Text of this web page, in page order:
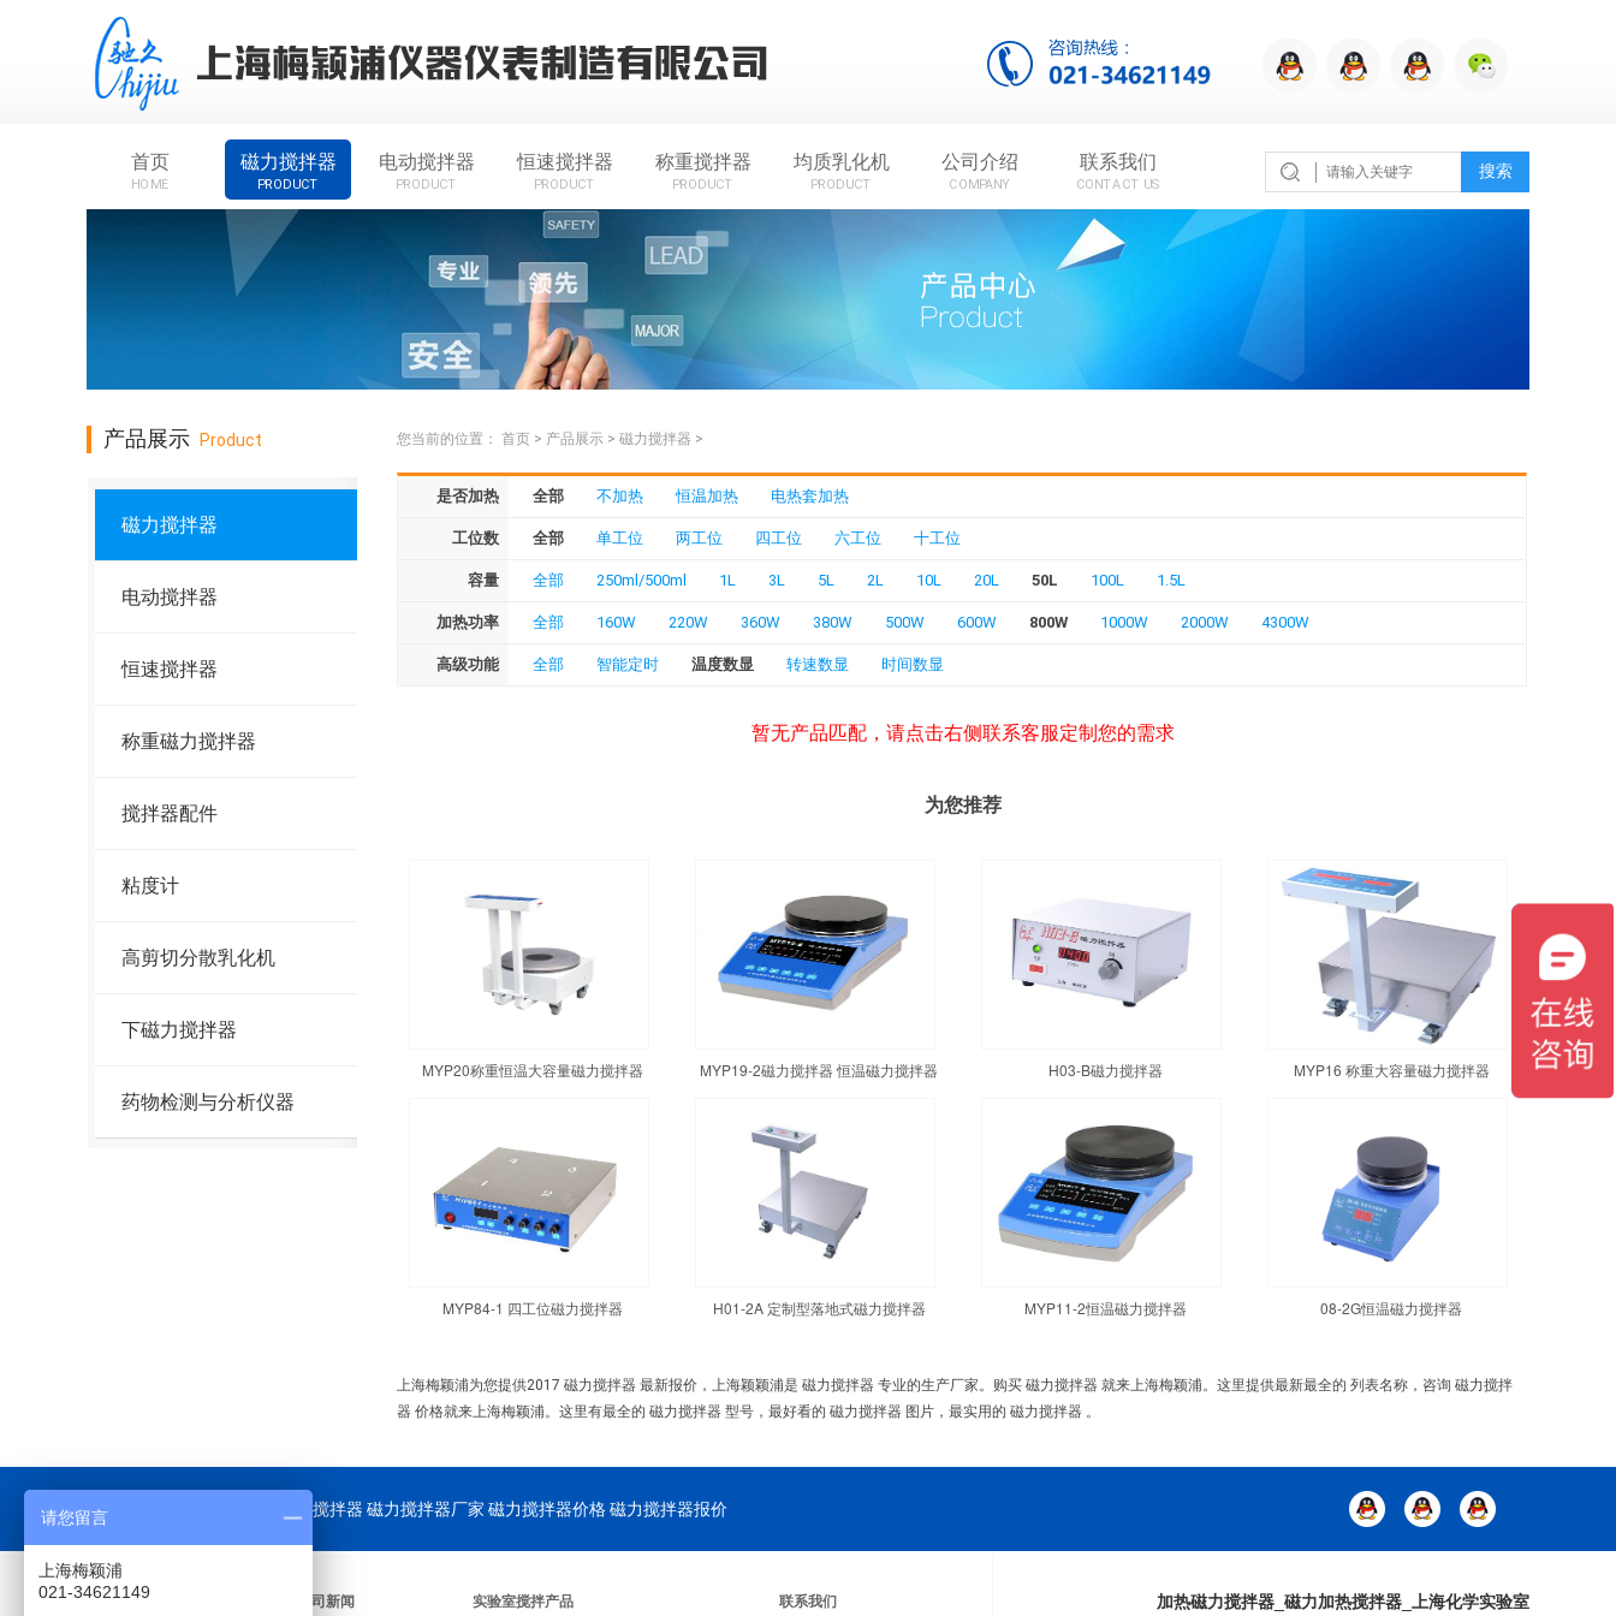
首页
HOME
磁力搅拌器
PRODUCT
电动搅拌器
PRODUCT
恒速搅拌器
PRODUCT
称重搅拌器
PRODUCT
均质乳化机
PRODUCT
公司介绍
COMPANY
联系我们
CONTACT US
搜索
产品展示 Product
磁力搅拌器
电动搅拌器
恒速搅拌器
称重磁力搅拌器
搅拌器配件
粘度计
高剪切分散乳化机
下磁力搅拌器
药物检测与分析仪器
您当前的位置： 首页 > 产品展示 > 磁力搅拌器 >
是否加热 全部 不加热 恒温加热 电热套加热
工位数 全部 单工位 两工位 四工位 六工位 十工位
容量 全部 250ml/500ml 1L 3L 5L 2L 10L 20L 50L 100L 1.5L
加热功率 全部 160W 220W 360W 380W 500W 600W 800W 1000W 2000W 4300W
高级功能 全部 智能定时 温度数显 转速数显 时间数显
暂无产品匹配，请点击右侧联系客服定制您的需求
为您推荐
MYP20称重恒温大容量磁力搅拌器 MYP19-2磁力搅拌器 恒温磁力搅拌器 H03-B磁力搅拌器 MYP16 称重大容量磁力搅拌器
MYP84-1 四工位磁力搅拌器 H01-2A 定制型落地式磁力搅拌器 MYP11-2恒温磁力搅拌器 08-2G恒温磁力搅拌器
上海梅颖浦为您提供2017 磁力搅拌器 最新报价，上海颖颖浦是 磁力搅拌器 专业的生产厂家。购买 磁力搅拌器 就来上海梅颖浦。这里提供最新最全的 列表名称，咨询 磁力搅拌
器 价格就来上海梅颖浦。这里有最全的 磁力搅拌器 型号，最好看的 磁力搅拌器 图片，最实用的 磁力搅拌器 。
公司重点供应： 磁力搅拌器 磁力搅拌器厂家 磁力搅拌器价格 磁力搅拌器报价
关于我们 公司新闻 实验室搅拌产品 联系我们 加热磁力搅拌器_磁力加热搅拌器_上海化学实验室
请您留言
上海梅颖浦
021-34621149